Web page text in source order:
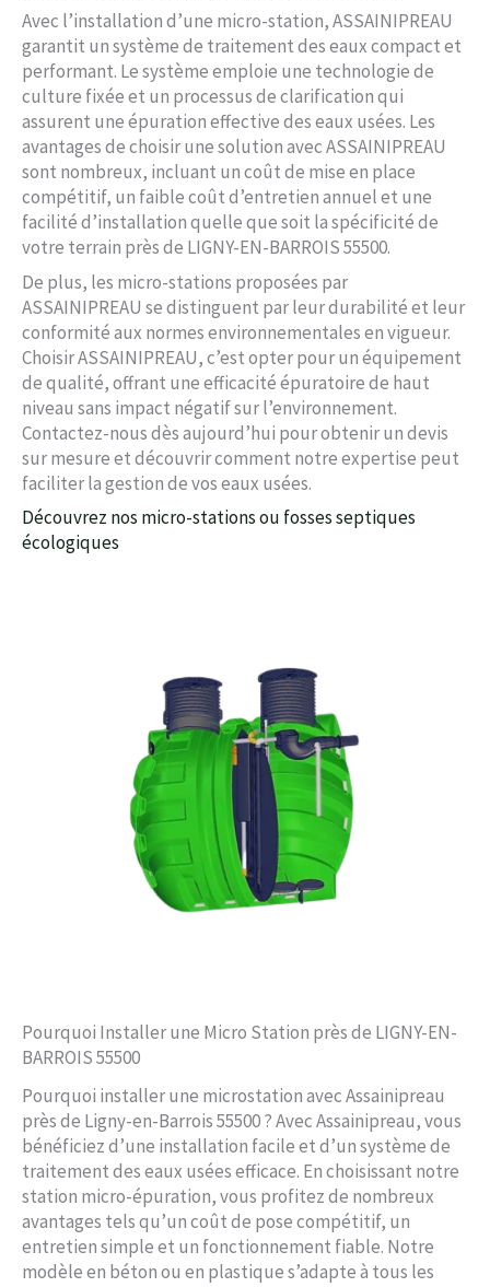
Avec l’installation d’une micro-station, ASSAINIPREAU
garantit un système de traitement des eaux compact et
performant. Le système emploie une technologie de
culture fixée et un processus de clarification qui
assurent une épuration effective des eaux usées. Les
avantages de choisir une solution avec ASSAINIPREAU
sont nombreux, incluant un coût de mise en place
compétitif, un faible coût d’entretien annuel et une
facilité d’installation quelle que soit la spécificité de
votre terrain près de LIGNY-EN-BARROIS 55500.
De plus, les micro-stations proposées par
ASSAINIPREAU se distinguent par leur durabilité et leur
conformité aux normes environnementales en vigueur.
Choisir ASSAINIPREAU, c’est opter pour un équipement
de qualité, offrant une efficacité épuratoire de haut
niveau sans impact négatif sur l’environnement.
Contactez-nous dès aujourd’hui pour obtenir un devis
sur mesure et découvrir comment notre expertise peut
faciliter la gestion de vos eaux usées.
Découvrez nos micro-stations ou fosses septiques
écologiques
Pourquoi Installer une Micro Station près de LIGNY-EN-
BARROIS 55500
Pourquoi installer une microstation avec Assainipreau
près de Ligny-en-Barrois 55500 ? Avec Assainipreau, vous
bénéficiez d’une installation facile et d’un système de
traitement des eaux usées efficace. En choisissant notre
station micro-épuration, vous profitez de nombreux
avantages tels qu’un coût de pose compétitif, un
entretien simple et un fonctionnement fiable. Notre
modèle en béton ou en plastique s’adapte à tous les